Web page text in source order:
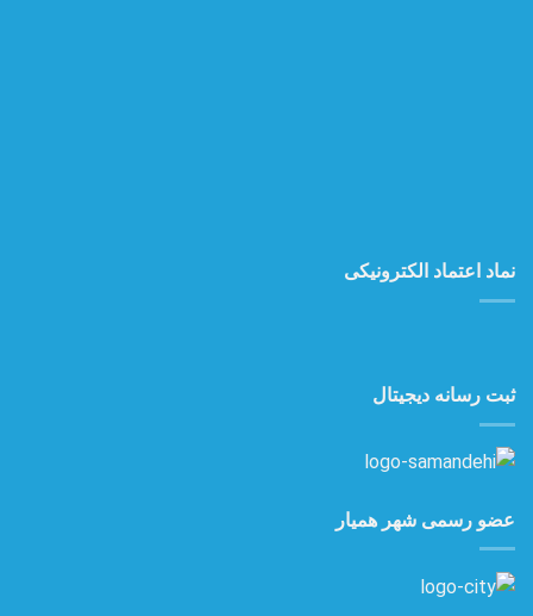
نماد اعتماد الکترونیکی
ثبت رسانه دیجیتال
عضو رسمی شهر همیار